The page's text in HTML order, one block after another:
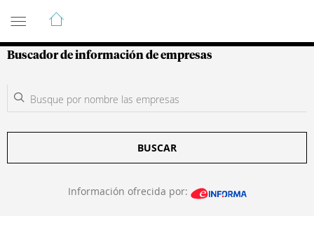
Guía de Empresas Colombianas
Buscador de información de empresas
BUSCAR
Información ofrecida por: